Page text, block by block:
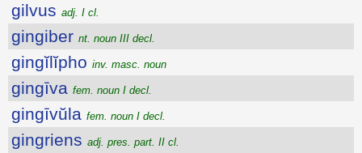
gilvus adj. I cl.
gingiber nt. noun III decl.
gingĭlĭpho inv. masc. noun
gingīva fem. noun I decl.
gingīvŭla fem. noun I decl.
gingriens adj. pres. part. II cl.